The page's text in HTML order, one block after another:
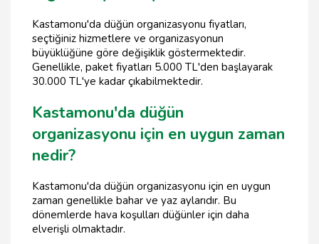
Kastamonu'da düğün organizasyonu fiyatları,
seçtiğiniz hizmetlere ve organizasyonun
büyüklüğüne göre değişiklik göstermektedir.
Genellikle, paket fiyatları 5.000 TL'den başlayarak
30.000 TL'ye kadar çıkabilmektedir.
Kastamonu'da düğün
organizasyonu için en uygun zaman
nedir?
Kastamonu'da düğün organizasyonu için en uygun
zaman genellikle bahar ve yaz aylarıdır. Bu
dönemlerde hava koşulları düğünler için daha
elverişli olmaktadır.